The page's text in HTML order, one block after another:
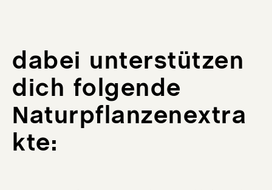
dabei unterstützen
dich folgende
Naturpflanzenextra
kte: